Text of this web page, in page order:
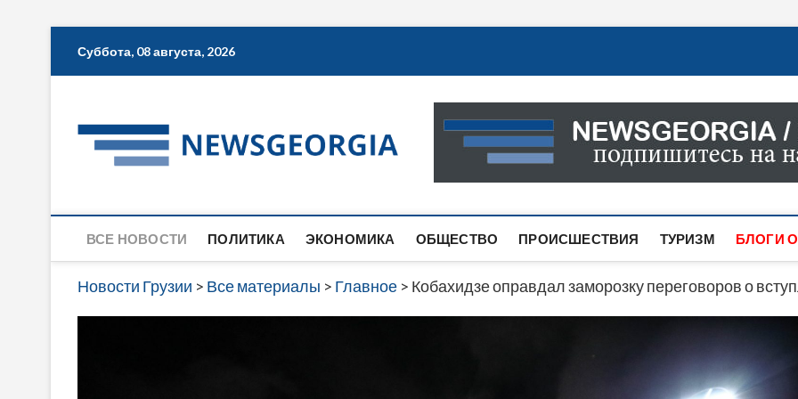
Суббота, 08 августа, 2026
Новости Грузии
САМАЯ АКТУАЛЬНАЯ ИНФОРМАЦИЯ О СОБЫТИЯХ
САЙТЕ ВЫ НАЙДЕТЕ НОВОСТИ ПОЛИТИКИ,
ВСЕ НОВОСТИ ПОЛИТИКА ЭКОНОМИКА ОБЩЕСТВО ПРОИСШЕСТВИЯ ТУРИЗМ БЛОГИ
Новости Грузии > Все материалы > Главное > Кобахидзе оправдал заморозку переговоров о